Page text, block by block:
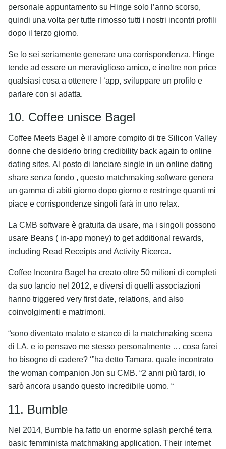
personale appuntamento su Hinge solo l’anno scorso,
quindi una volta per tutte rimosso tutti i nostri incontri profili
dopo il terzo giorno.
Se lo sei seriamente generare una corrispondenza, Hinge
tende ad essere un meraviglioso amico, e inoltre non price
qualsiasi cosa a ottenere l ‘app, sviluppare un profilo e
parlare con si adatta.
10. Coffee unisce Bagel
Coffee Meets Bagel è il amore compito di tre Silicon Valley
donne che desiderio bring credibility back again to online
dating sites. Al posto di lanciare single in un online dating
share senza fondo , questo matchmaking software genera
un gamma di abiti giorno dopo giorno e restringe quanti mi
piace e corrispondenze singoli farà in uno relax.
La CMB software è gratuita da usare, ma i singoli possono
usare Beans ( in-app money) to get additional rewards,
including Read Receipts and Activity Ricerca.
Coffee Incontra Bagel ha creato oltre 50 milioni di completi
da suo lancio nel 2012, e diversi di quelli associazioni
hanno triggered very first date, relations, and also
coinvolgimenti e matrimoni.
“sono diventato malato e stanco di la matchmaking scena
di LA, e io pensavo me stesso personalmente … cosa farei
ho bisogno di cadere? ‘”ha detto Tamara, quale incontrato
the woman companion Jon su CMB. “2 anni più tardi, io
sarò ancora usando questo incredibile uomo. “
11. Bumble
Nel 2014, Bumble ha fatto un enorme splash perché terra
basic femminista matchmaking application. Their internet